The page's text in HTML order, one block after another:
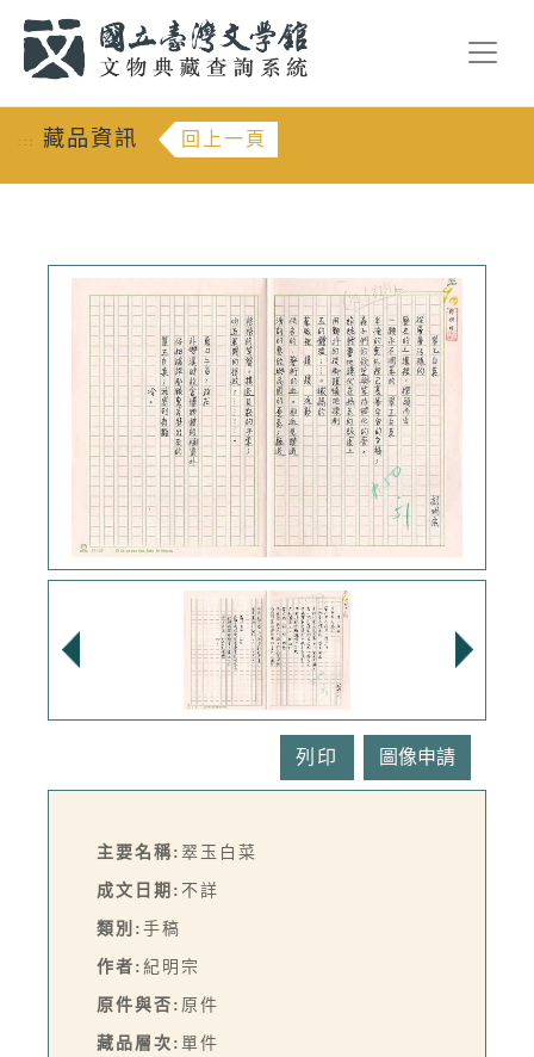
::: 藏品資訊 回上一頁
列印
主要名稱: 翠玉白菜
成文日期: 不詳
類別: 手稿
作者: 紀明宗
原件與否: 原件
藏品層次: 單件